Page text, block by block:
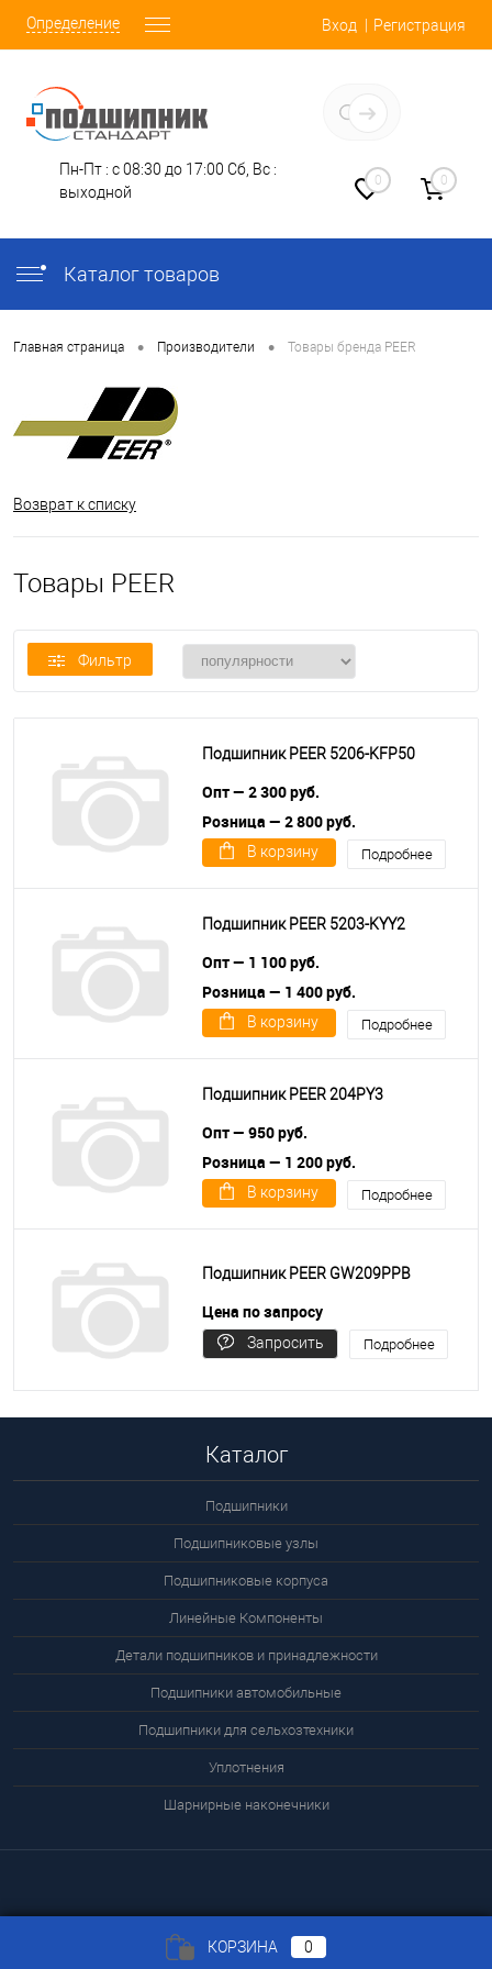
Определение Вход Регистрация
Пн-Пт : с 08:30 до 17:00 Сб, Вс :
выходной
0 0
Каталог товаров
Главная страница • Производители • Товары бренда PEER
Возврат к списку
Товары PEER
Фильтр
Подшипник PEER 5206-KFP50
Опт — 2 300 руб.
Розница — 2 800 руб.
В корзину Подробнее
Подшипник PEER 5203-KYY2
Опт — 1 100 руб.
Розница — 1 400 руб.
В корзину Подробнее
Подшипник PEER 204PY3
Опт — 950 руб.
Розница — 1 200 руб.
В корзину Подробнее
Подшипник PEER GW209PPB
Цена по запросу
Запросить
Подробнее
Каталог
Подшипники
Подшипниковые узлы
Подшипниковые корпуса
Линейные Компоненты
Детали подшипников и принадлежности
Подшипники автомобильные
Подшипники для сельхозтехники
Уплотнения
Шарнирные наконечники
КОРЗИНА 0